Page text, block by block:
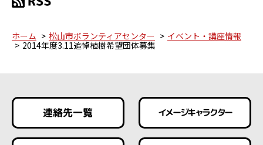
ホーム 松山市ボランティアセンター
イベント・講座情報
2014年度3.11追悼植樹希望団体募集
連絡先一覧 イメージキャラクター